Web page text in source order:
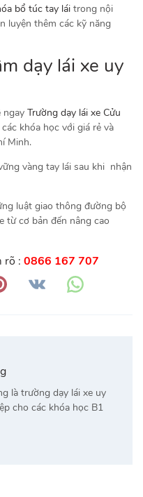
bổ túc tay lái trong nội
luyện thêm các kỹ năng
dạy lái xe uy
ngay Trường dạy lái xe Cửu
khóa học với giá rẻ và
Minh.
vàng tay lái sau khi nhận
luật giao thông đường bộ
từ cơ bản đến nâng cao
rõ : 0866 167 707
là trường dạy lái xe uy
cho các khóa học B1